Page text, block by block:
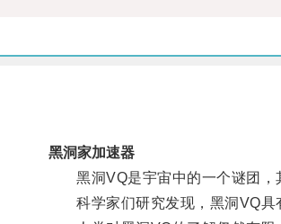
黑洞家加速器
黑洞VQ是宇宙中的一个谜团，
科学家们研究发现，黑洞VQ具